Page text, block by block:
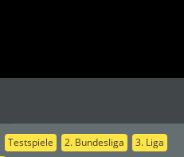
Testspiele 2. Bundesliga
3. Liga